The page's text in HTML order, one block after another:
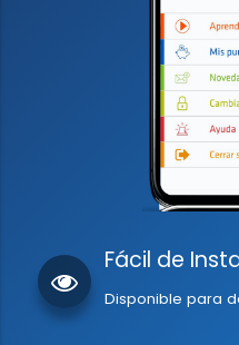
Fácil de
Disponible para